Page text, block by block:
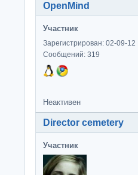
OpenMind
Участник
Зарегистрирован: 02-09-12
Сообщений: 319
Неактивен
Director cemetery
Участник